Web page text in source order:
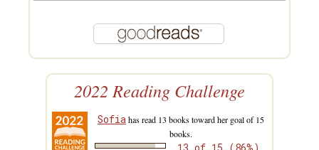
2022 Reading Challenge
Sofia has read 13 books toward her goal of 15
books.
13 of 15 (86%)